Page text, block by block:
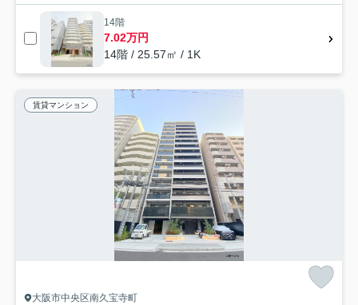
14階
7.02万円
14階 / 25.57㎡ / 1K
賃貸マンション
大阪市中央区南久宝寺町